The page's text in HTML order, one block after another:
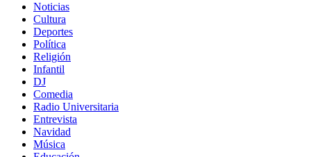
Noticias
Cultura
Deportes
Política
Religión
Infantil
DJ
Comedia
Radio Universitaria
Entrevista
Navidad
Música